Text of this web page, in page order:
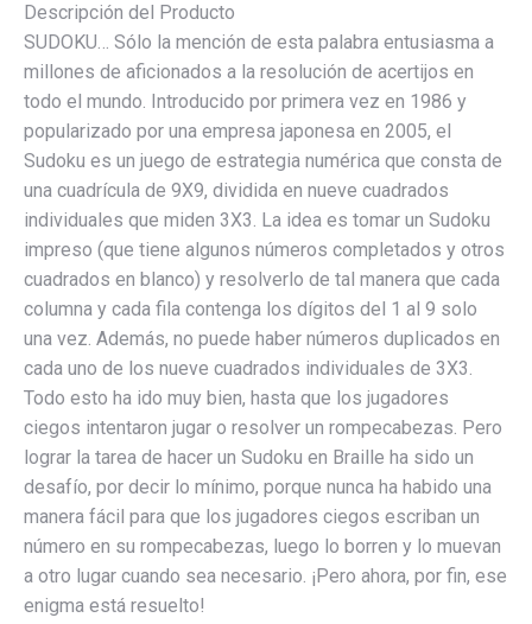
Descripción del Producto
SUDOKU… Sólo la mención de esta palabra entusiasma a
millones de aficionados a la resolución de acertijos en
todo el mundo. Introducido por primera vez en 1986 y
popularizado por una empresa japonesa en 2005, el
Sudoku es un juego de estrategia numérica que consta de
una cuadrícula de 9X9, dividida en nueve cuadrados
individuales que miden 3X3. La idea es tomar un Sudoku
impreso (que tiene algunos números completados y otros
cuadrados en blanco) y resolverlo de tal manera que cada
columna y cada fila contenga los dígitos del 1 al 9 solo
una vez. Además, no puede haber números duplicados en
cada uno de los nueve cuadrados individuales de 3X3.
Todo esto ha ido muy bien, hasta que los jugadores
ciegos intentaron jugar o resolver un rompecabezas. Pero
lograr la tarea de hacer un Sudoku en Braille ha sido un
desafío, por decir lo mínimo, porque nunca ha habido una
manera fácil para que los jugadores ciegos escriban un
número en su rompecabezas, luego lo borren y lo muevan
a otro lugar cuando sea necesario. ¡Pero ahora, por fin, ese
enigma está resuelto!